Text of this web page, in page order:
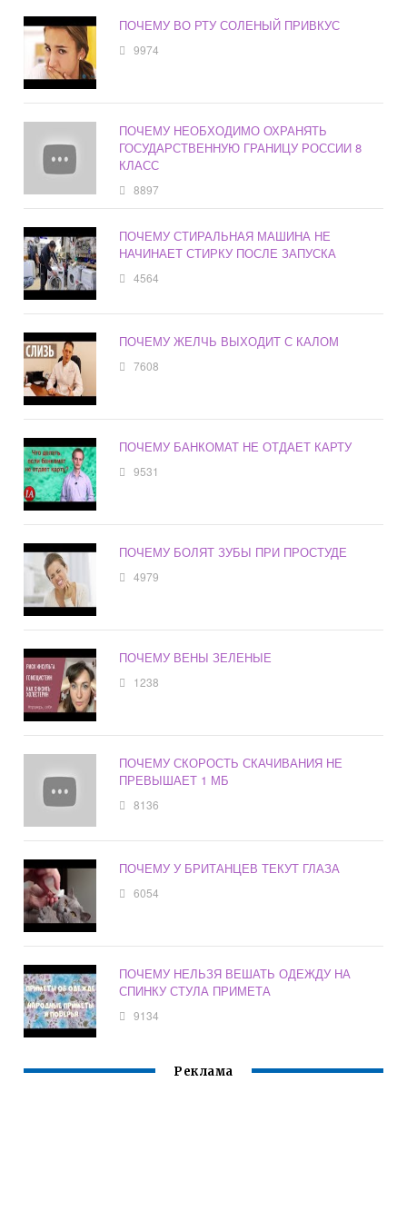
ПОЧЕМУ ВО РТУ СОЛЕНЫЙ ПРИВКУС
9974
ПОЧЕМУ НЕОБХОДИМО ОХРАНЯТЬ
ГОСУДАРСТВЕННУЮ ГРАНИЦУ РОССИИ 8
КЛАСС
8897
ПОЧЕМУ СТИРАЛЬНАЯ МАШИНА НЕ
НАЧИНАЕТ СТИРКУ ПОСЛЕ ЗАПУСКА
4564
ПОЧЕМУ ЖЕЛЧЬ ВЫХОДИТ С КАЛОМ
7608
ПОЧЕМУ БАНКОМАТ НЕ ОТДАЕТ КАРТУ
9531
ПОЧЕМУ БОЛЯТ ЗУБЫ ПРИ ПРОСТУДЕ
4979
ПОЧЕМУ ВЕНЫ ЗЕЛЕНЫЕ
1238
ПОЧЕМУ СКОРОСТЬ СКАЧИВАНИЯ НЕ
ПРЕВЫШАЕТ 1 МБ
8136
ПОЧЕМУ У БРИТАНЦЕВ ТЕКУТ ГЛАЗА
6054
ПОЧЕМУ НЕЛЬЗЯ ВЕШАТЬ ОДЕЖДУ НА
СПИНКУ СТУЛА ПРИМЕТА
9134
Реклама